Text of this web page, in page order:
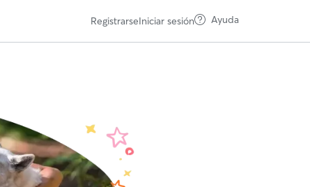
RegistrarseIniciar sesión Ayuda